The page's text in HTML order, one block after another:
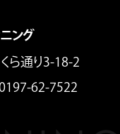
ング
ら通り3-18-2
62-7522